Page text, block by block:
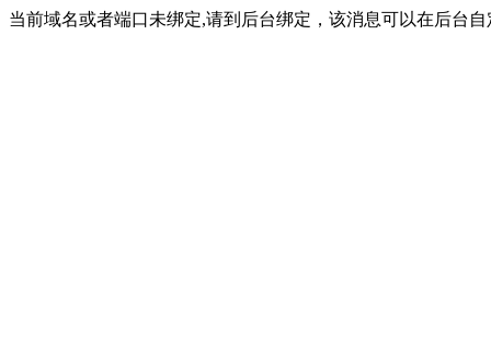
当前域名或者端口未绑定,请到后台绑定，该消息可以在后台自